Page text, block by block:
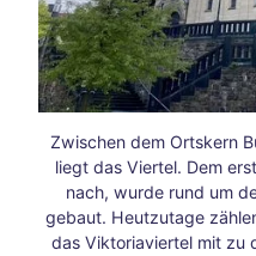
6
in
Zwischen dem Ortskern
liegt das Viertel. Dem
nach, wurde rund um
gebaut. Heutzutage
das Viktoriaviertel mit zu